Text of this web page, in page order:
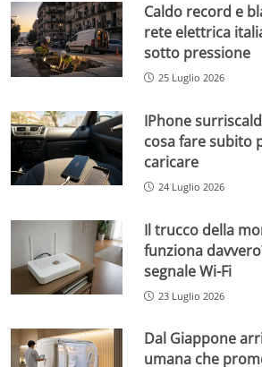
Caldo record e
rete elettrica
sotto pressione
25 Luglio 2026
IPhone
cosa fare subito
caricare
24 Luglio 2026
Il trucco della
funziona
segnale Wi-Fi
23 Luglio 2026
Dal Giappone
umana che